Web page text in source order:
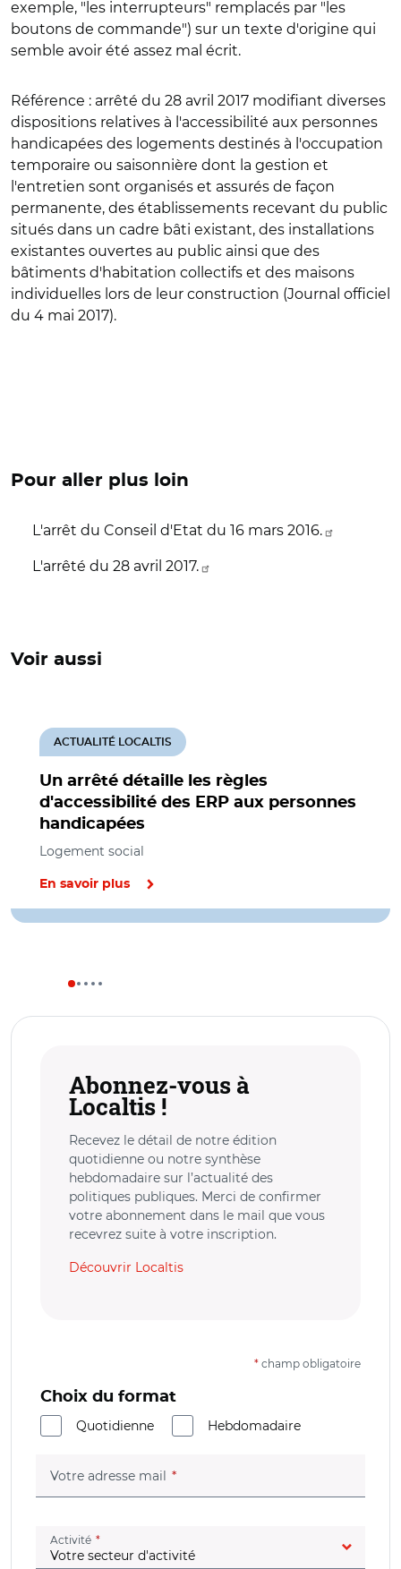
exemple, "les interrupteurs" remplacés par "les
boutons de commande") sur un texte d'origine qui
semble avoir été assez mal écrit.
Référence : arrêté du 28 avril 2017 modifiant diverses
dispositions relatives à l'accessibilité aux personnes
handicapées des logements destinés à l'occupation
temporaire ou saisonnière dont la gestion et
l'entretien sont organisés et assurés de façon
permanente, des établissements recevant du public
situés dans un cadre bâti existant, des installations
existantes ouvertes au public ainsi que des
bâtiments d'habitation collectifs et des maisons
individuelles lors de leur construction (Journal officiel
du 4 mai 2017).
Pour aller plus loin
L'arrêt du Conseil d'Etat du 16 mars 2016.
L'arrêté du 28 avril 2017.
Voir aussi
Un arrêté détaille les règles
d'accessibilité des ERP aux personnes
handicapées
ACTUALITÉ LOCALTIS
Logement social
En savoir plus
Abonnez-vous à
Localtis !
Recevez le détail de notre édition
quotidienne ou notre synthèse
hebdomadaire sur l’actualité des
politiques publiques. Merci de confirmer
votre abonnement dans le mail que vous
recevrez suite à votre inscription.
Découvrir Localtis
* champ obligatoire
Choix du format
Quotidienne
Hebdomadaire
Votre adresse mail (champ obligatoire)
Activité (champ obligatoire)